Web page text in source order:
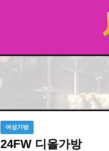
여성가방
24FW 디올가방